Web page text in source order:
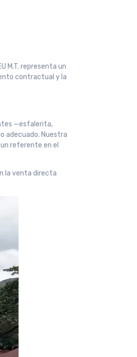
M.T. representa un
contractual y la
—esfalerita,
adecuado. Nuestra
referente en el
la venta directa